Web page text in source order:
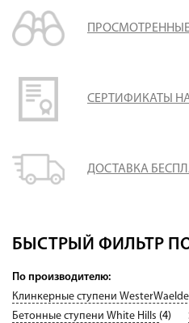
Доставка
Сотрудничество
Контакты СЕРТИФИКАТЫ
ДОСТАВКА
БЫСТРЫЙ ФИЛЬТР
По производителю:
Клинкерные ступени
Бетонные ступени White Hills (4)